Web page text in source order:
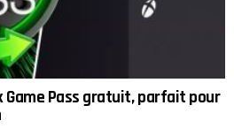
Game Pass gratuit, parfait pour